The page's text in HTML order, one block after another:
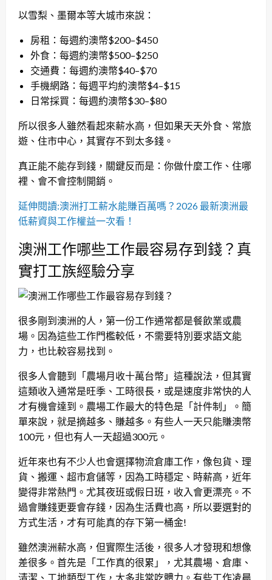
以雪梨、墨爾本等大城市來說：
房租：每週約澳幣$200–$450
外食：每週約澳幣$500–$250
交通費：每週約澳幣$40–$70
手機網路：每週平均約澳幣$4–$15
日常採買：每週約澳幣$30–$80
所以很多人雖然看起來薪水高，但如果天天外食、常旅
遊、住市中心，其實存不到太多錢。
真正能不能存到錢，關鍵反而是：你做什麼工作、住哪
裡、會不會控制開銷。
延伸閱讀:澳洲打工薪水能賺百萬嗎？2026 最新澳洲最
低薪資與工作權益一次看！
澳洲工作哪些工作最容易存到錢？真
實打工族經驗分享
很多剛到澳洲的人，第一份工作通常都是餐飲業或農
場。因為這些工作門檻較低，不需要特別要求語文能
力，也比較容易找到。
很多人會聽到「農場月收十萬台幣」這種說法，但其實
這類收入通常是旺季、工時很長，或是速度非常快的人
才有機會達到。農場工作最大的特色是「計件制」。簡
單來說，就是摘越多、賺越多。有些人一天只能賺澳幣
100元，但也有人一天超過300元。
近年來也有不少人也會選擇物流倉庫工作，像包貨、理
貨、搬運、超市倉儲等，因為工時穩定、時薪高，近年
變得非常熱門。尤其夜班或假日班，收入會更漂亮。不
過會賺錢更要會存錢，因為生活費也高，所以要選對的
方式生活，才有可能真的存下第一桶金!
雖然澳洲薪水高，但實際生活後，很多人才發現和想像
差很多。首先是「工作真的很累」，尤其農場、倉庫、
清潔、工地類型工作，大多非常吃體力。有些工作凌晨